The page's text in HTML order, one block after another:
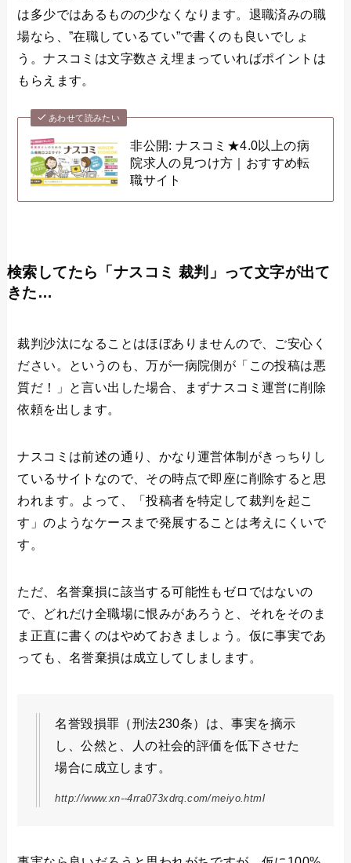
は多少ではあるものの少なくなります。退職済みの職
場なら、”在職しているてい”で書くのも良いでしょ
う。ナスコミは文字数さえ埋まっていればポイントは
もらえます。
あわせて読みたい
非公開: ナスコミ★4.0以上の病
院求人の見つけ方｜おすすめ転
職サイト
検索してたら「ナスコミ 裁判」って文字が出て
きた…
裁判沙汰になることはほぼありませんので、ご安心く
ださい。というのも、万が一病院側が「この投稿は悪
質だ！」と言い出した場合、まずナスコミ運営に削除
依頼を出します。
ナスコミは前述の通り、かなり運営体制がきっちりし
ているサイトなので、その時点で即座に削除すると思
われます。よって、「投稿者を特定して裁判を起こ
す」のようなケースまで発展することは考えにくいで
す。
ただ、名誉棄損に該当する可能性もゼロではないの
で、どれだけ全職場に恨みがあろうと、それをそのま
ま正直に書くのはやめておきましょう。仮に事実であ
っても、名誉棄損は成立してしまします。
名誉毀損罪（刑法230条）は、事実を摘示
し、公然と、人の社会的評価を低下させた
場合に成立します。
http://www.xn--4rra073xdrq.com/meiyo.html